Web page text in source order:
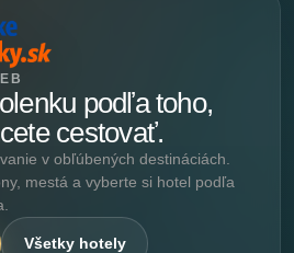
podľa toho,
cestovať.
v obľúbených destináciách.
mestá a vyberte si hotel podľa
Všetky hotely